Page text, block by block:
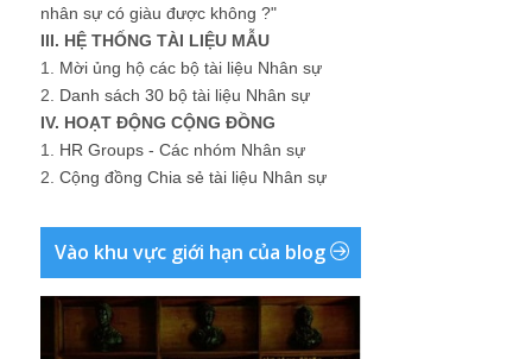
nhân sự có giàu được không ?"
III. HỆ THỐNG TÀI LIỆU MẪU
1. Mời ủng hộ các bộ tài liệu Nhân sự
2. Danh sách 30 bộ tài liệu Nhân sự
IV. HOẠT ĐỘNG CỘNG ĐỒNG
1. HR Groups - Các nhóm Nhân sự
2. Cộng đồng Chia sẻ tài liệu Nhân sự
Vào khu vực giới hạn của blog